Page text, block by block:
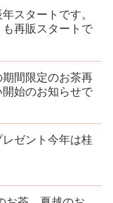
スタートです。
再販スタートで
間限定のお茶再
始のお知らせで
ゼント今年は桂